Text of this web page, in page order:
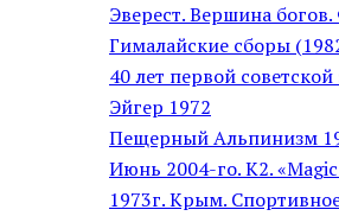
Эверест. Вершина
Гималайские сборы
40 лет первой
Эйгер 1972
Пещерный Альпинизм
Июнь 2004-го. К2.
1973г. Крым.